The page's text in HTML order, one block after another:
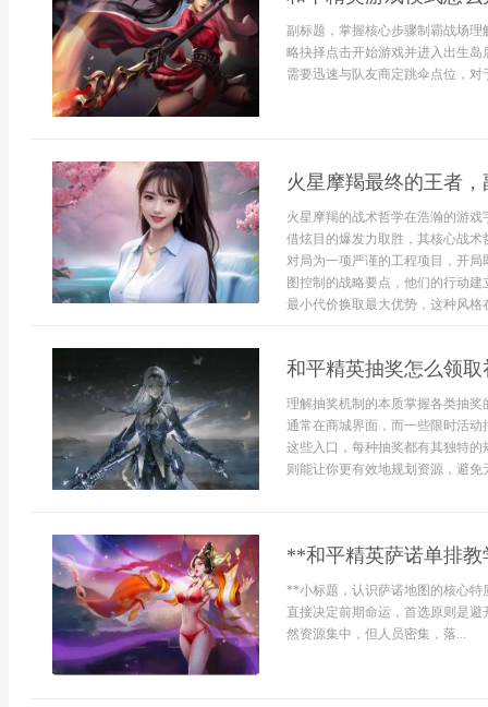
副标题，掌握核心步骤制霸战场
略抉择点击开始游戏并进入出生
需要迅速与队友商定跳伞点位，对
火星摩羯最终的王者
火星摩羯的战术哲学在浩瀚的游
借炫目的爆发力取胜，其核心战
对局为一项严谨的工程项目，开
图控制的战略要点，他们的行动
最小代价换取最大优势，这种风格
和平精英抽奖怎么领
理解抽奖机制的本质掌握各类抽
通常在商城界面，而一些限时活
这些入口，每种抽奖都有其独特的
则能让你更有效地规划资源，避
**和平精英萨诺单排
**小标题，认识萨诺地图的核心
直接决定前期命运，首选原则是
然资源集中，但人员密集，落...